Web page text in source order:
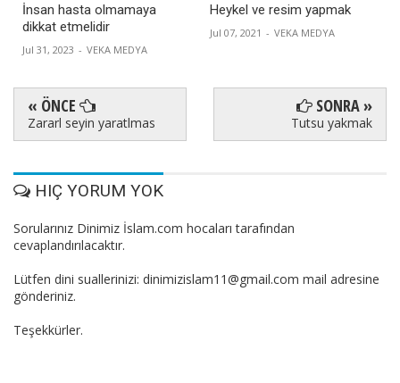
İnsan hasta olmamaya
dikkat etmelidir
Jul 31, 2023 - VEKA MEDYA
Heykel ve resim yapmak
Jul 07, 2021 - VEKA MEDYA
« ÖNCE
Zararl seyin yaratlmas
SONRA »
Tutsu yakmak
HIÇ YORUM YOK
Sorularınız Dinimiz İslam.com hocaları tarafından
cevaplandırılacaktır.
Lütfen dini suallerinizi: dinimizislam11@gmail.com mail adresine
gönderiniz.
Teşekkürler.